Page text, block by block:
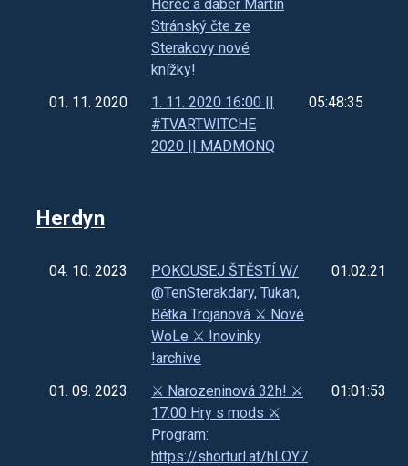
Herec a dabér Martin
Stránský čte ze
Sterakovy nové
knížky!
01. 11. 2020
1. 11. 2020 16∶00 ||
#TVARTWITCHE
2020 || MADMONQ
05:48:35
Herdyn
04. 10. 2023
POKOUSEJ ŠTĚSTÍ W/
@TenSterakdary, Tukan,
Bětka Trojanová ⚔️ Nové
WoLe ⚔️ !novinky
!archive
01:02:21
01. 09. 2023
⚔️ Narozeninová 32h! ⚔️
17:00 Hry s mods ⚔️
Program:
https://shorturl.at/hLOY7
01:01:53